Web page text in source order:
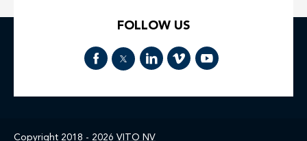
FOLLOW US
Copyright 2018 - 2026 VITO NV